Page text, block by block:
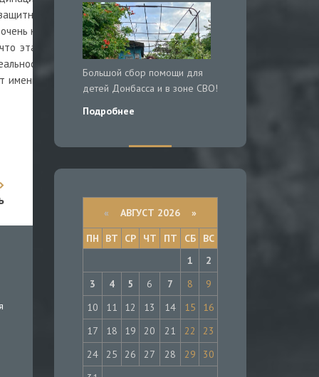
реакция, связанная с тем, что теперь Америка не
нравилась им эта роль, но не настолько, чтобы лезть на
эта стратегия обанкротилась. Об этом не очень удобно
они понимают, что оказаться на одной стороне с
так – США и Саудовская Аравия требуют одного и
Большой сбор помощи для
детей Донбасса и в зоне СВО!
Подробнее
« АВГУСТ 2026 »
ПН
ВТ СР ЧТ ПТ СБ
ВС
1
2
3
4 5 6 7 8
9
10
11 12 13 14 15
16
17
18 19 20 21 22
23
24
25 26 27 28 29
30